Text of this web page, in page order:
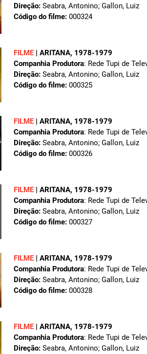
Direção: Seabra, Antonino; Gallon, Luiz
Código do filme: 000324
FILME | ARITANA, 1978-1979
Companhia Produtora: Rede Tupi de
Direção: Seabra, Antonino; Gallon, Luiz
Código do filme: 000325
FILME | ARITANA, 1978-1979
Companhia Produtora: Rede Tupi de
Direção: Seabra, Antonino; Gallon, Luiz
Código do filme: 000326
FILME | ARITANA, 1978-1979
Companhia Produtora: Rede Tupi de
Direção: Seabra, Antonino; Gallon, Luiz
Código do filme: 000327
FILME | ARITANA, 1978-1979
Companhia Produtora: Rede Tupi de
Direção: Seabra, Antonino; Gallon, Luiz
Código do filme: 000328
FILME | ARITANA, 1978-1979
Companhia Produtora: Rede Tupi de
Direção: Seabra, Antonino; Gallon, Luiz